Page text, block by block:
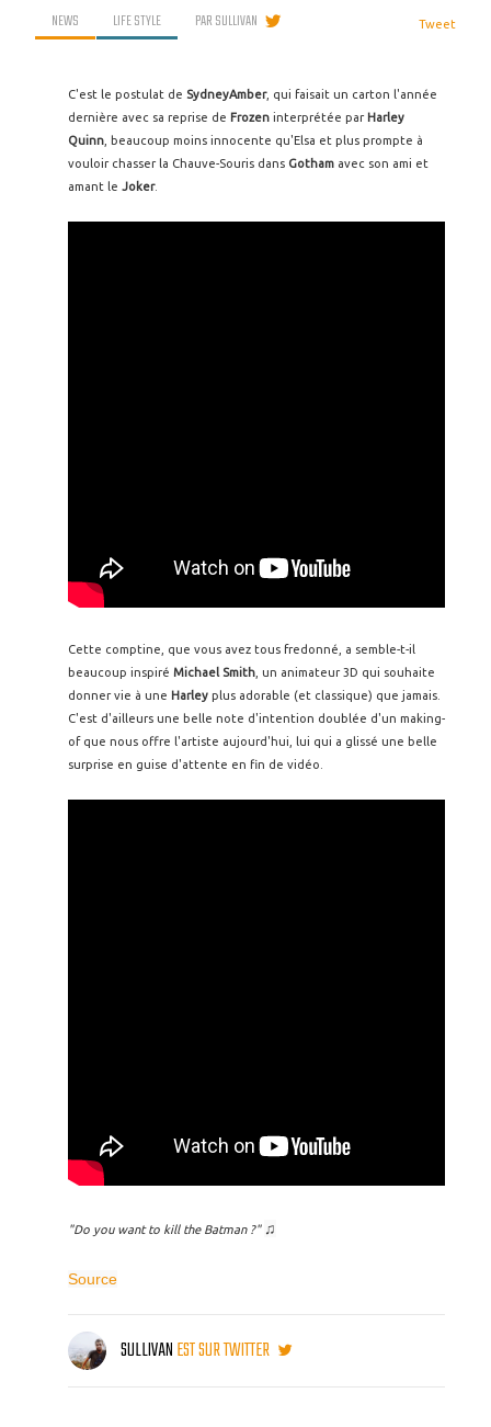
NEWS LIFE STYLE PARSULLIVAN Tweet
C'est le postulat de SydneyAmber, qui faisait un carton l'année
dernière avec sa reprise de Frozen interprétée par Harley
Quinn , beaucoup moins innocente qu'Elsa et plus prompte à
vouloir chasser la Chauve-Souris dans Gotham avec son ami et
amant le Joker.
Cette comptine, que vous avez tous fredonné, a semble-t-il
beaucoup inspiré Michael Smith , un animateur 3D qui souhaite
donner vie à une Harley plus adorable (et classique) que jamais.
C'est d'ailleurs une belle note d'intention doublée d'un making-
of que nous offre l'artiste aujourd'hui, lui qui a glissé une belle
surprise en guise d'attente en fin de vidéo.
"Do you want to kill the Batman ?" ♫
Source
SULLIVANEST SUR TWITTER